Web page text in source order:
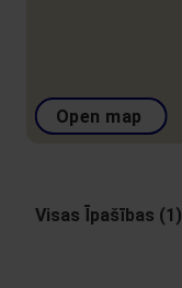
Open map
Visas Īpašības (1)